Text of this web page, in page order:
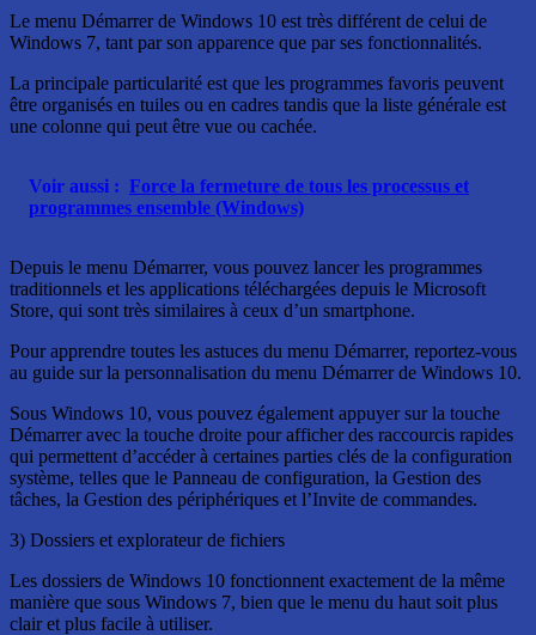
Le menu Démarrer de Windows 10 est très différent de celui de
Windows 7, tant par son apparence que par ses fonctionnalités.
La principale particularité est que les programmes favoris peuvent
être organisés en tuiles ou en cadres tandis que la liste générale est
une colonne qui peut être vue ou cachée.
Voir aussi : Force la fermeture de tous les processus et
programmes ensemble (Windows)
Depuis le menu Démarrer, vous pouvez lancer les programmes
traditionnels et les applications téléchargées depuis le Microsoft
Store, qui sont très similaires à ceux d’un smartphone.
Pour apprendre toutes les astuces du menu Démarrer, reportez-vous
au guide sur la personnalisation du menu Démarrer de Windows 10.
Sous Windows 10, vous pouvez également appuyer sur la touche
Démarrer avec la touche droite pour afficher des raccourcis rapides
qui permettent d’accéder à certaines parties clés de la configuration
système, telles que le Panneau de configuration, la Gestion des
tâches, la Gestion des périphériques et l’Invite de commandes.
3) Dossiers et explorateur de fichiers
Les dossiers de Windows 10 fonctionnent exactement de la même
manière que sous Windows 7, bien que le menu du haut soit plus
clair et plus facile à utiliser.